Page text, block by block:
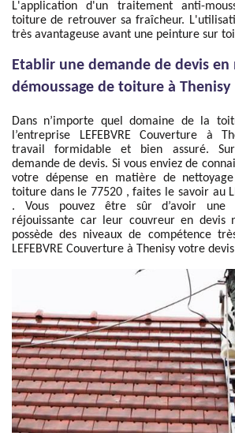
L'application d'un traitement anti-
toiture de retrouver sa fraîcheur.
très avantageuse avant une peinture sur
Etablir une demande de devis en
démoussage de toiture à Thenisy
Dans n’importe quel domaine de la
l’entreprise LEFEBVRE Couverture à
travail formidable et bien assuré.
demande de devis. Si vous enviez de
votre dépense en matière de
toiture dans le 77520 , faites le savoir au
. Vous pouvez être sûr d’avoir une
réjouissante car leur couvreur en devis
possède des niveaux de compétence
LEFEBVRE Couverture à Thenisy votre